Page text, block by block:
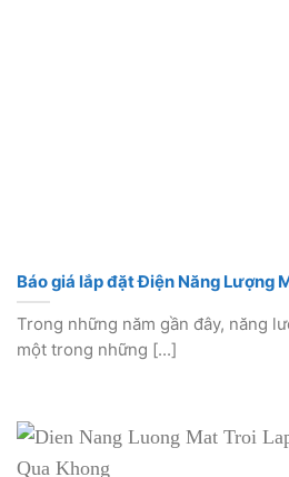
Báo giá lắp đặt Điện Năng Lượng
Trong những năm gần đây, năng
một trong những [...]